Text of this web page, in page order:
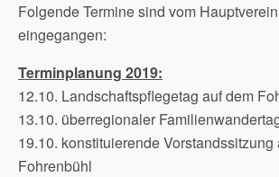
Folgende Termine sind vom
eingegangen:
Terminplanung 2019:
12.10. Landschaftspflegetag auf dem
13.10. überregionaler
19.10. konstituierende Vorstandssitzung
Fohrenbühl